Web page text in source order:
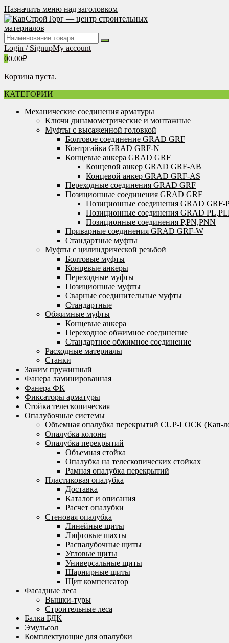
Перейти
к
содержимому
Назначить меню над заголовком
Login / SignupMy account
00.00₽
Корзина пуста.
КАТЕГОРИИ
Механические соединения арматуры
Ключи динамометрические и монтажные
Муфты с высаженной головкой
Болтовое соединение GRAD GRF
Контргайка GRAD GRF-N
Концевые анкера GRAD GRF
Концевой анкер GRAD GRF-AB
Концевой анкер GRAD GRF-AS
Переходные соединения GRAD GRF
Позиционные соединения GRAD GRF
Позиционные соединения GRAD GRF-
Позиционные соединения GRAD
Позиционные соединения P,PN,PNN
Приварные соединения GRAD GRF-W
Стандартные муфты
Муфты с цилиндрической резьбой
Болтовые муфты
Концевые анкеры
Переходные муфты
Позиционные муфты
Сварные соединительные муфты
Стандартные
Обжимные муфты
Концевые анкера
Переходное обжимное соединение
Стандартное обжимное соединение
Расходные материалы
Станки
Зажим пружинный
Фанера ламинированная
Фанера ФК
Фиксаторы арматуры
Стойка телескопическая
Опалубочные системы
Объемная опалубка перекрытий CUP-LOCK (Кап-
Опалубка колонн
Опалубка перекрытий
Объемная стойка
Опалубка на телескопических стойках
Рамная опалубка перекрытий
Пластиковая опалубка
Доставка
Каталог и описания
Расчет опалубки
Стеновая опалубка
Линейные щиты
Лифтовые шахты
Распалубочные щиты
Угловые щиты
Универсальные щиты
Шарнирные щиты
Щит компенсатор
Фасадные леса
Вышки-туры
Строительные леса
Балка БДК
Эмульсол
Комплектующие для опалубки